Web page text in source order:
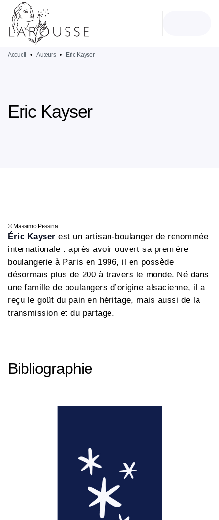
MENU
PIED DE PAGE
Accueil • Auteurs • Eric Kayser
Eric Kayser
Éric Kayser est un artisan-boulanger de renommée
internationale : après avoir ouvert sa première
boulangerie à Paris en 1996, il en possède
désormais plus de 200 à travers le monde. Né dans
une famille de boulangers d’origine alsacienne, il a
reçu le goût du pain en héritage, mais aussi de la
transmission et du partage.
© Massimo Pessina
Bibliographie